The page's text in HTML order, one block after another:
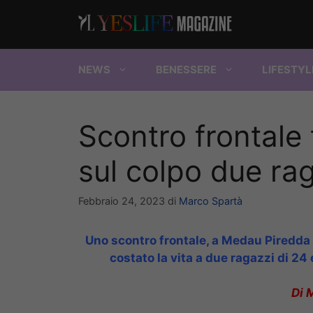
NEWS BENESSERE
Scontro
sul colpo due
Febbraio 24, 2023 di Marco Spartà
Uno scontro frontale, a Medau
costato la vita a due ragazzi di
Di